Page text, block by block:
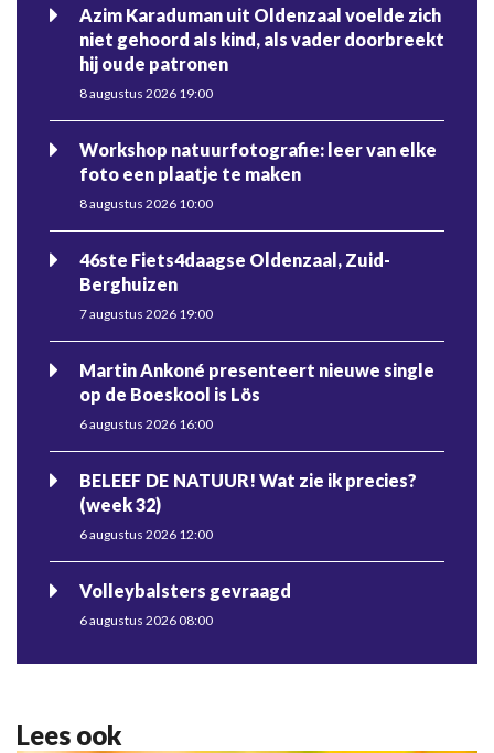
Azim Karaduman uit Oldenzaal voelde zich
niet gehoord als kind, als vader doorbreekt
hij oude patronen
8 augustus 2026 19:00
Workshop natuurfotografie: leer van elke
foto een plaatje te maken
8 augustus 2026 10:00
46ste Fiets4daagse Oldenzaal, Zuid-
Berghuizen
7 augustus 2026 19:00
Martin Ankoné presenteert nieuwe single
op de Boeskool is Lös
6 augustus 2026 16:00
BELEEF DE NATUUR! Wat zie ik precies?
(week 32)
6 augustus 2026 12:00
Volleybalsters gevraagd
6 augustus 2026 08:00
Lees ook